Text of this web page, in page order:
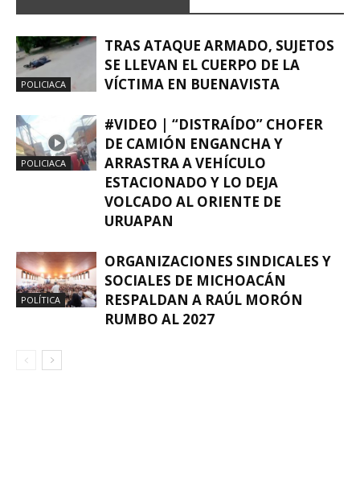
POLICIACA
TRAS ATAQUE ARMADO, SUJETOS
SE LLEVAN EL CUERPO DE LA
VÍCTIMA EN BUENAVISTA
POLICIACA
#VIDEO | “DISTRAÍDO” CHOFER
DE CAMIÓN ENGANCHA Y
ARRASTRA A VEHÍCULO
ESTACIONADO Y LO DEJA
VOLCADO AL ORIENTE DE
URUAPAN
POLÍTICA
ORGANIZACIONES SINDICALES Y
SOCIALES DE MICHOACÁN
RESPALDAN A RAÚL MORÓN
RUMBO AL 2027